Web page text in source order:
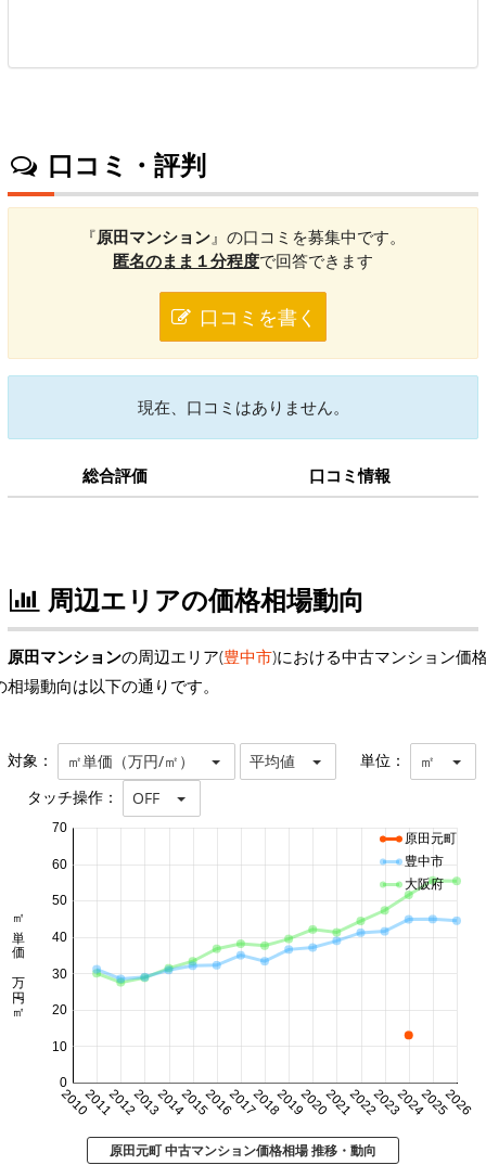
口コミ・評判
『原田マンション 』の口コミを募集中です。
匿名のまま１分程度で回答できます
口コミを書く
現在、口コミはありません。
総合評価 口コミ情報
周辺エリアの価格相場動向
原田マンションの周辺エリア(豊中市)における中古マンション価
相場動向は以下の通りです。
対象： ㎡単価（万円/㎡） 平均値 単位： ㎡
タッチ操作： OFF
20102011201220132014201520162017201820192020202120222023202420252026
0
10
20
30
40
50
60
70
㎡単価 万円/㎡
原田元町
豊中市
大阪府
原田元町 中古マンション価格相場 推移・動向